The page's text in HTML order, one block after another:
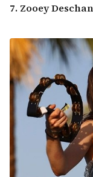
7. Zooey